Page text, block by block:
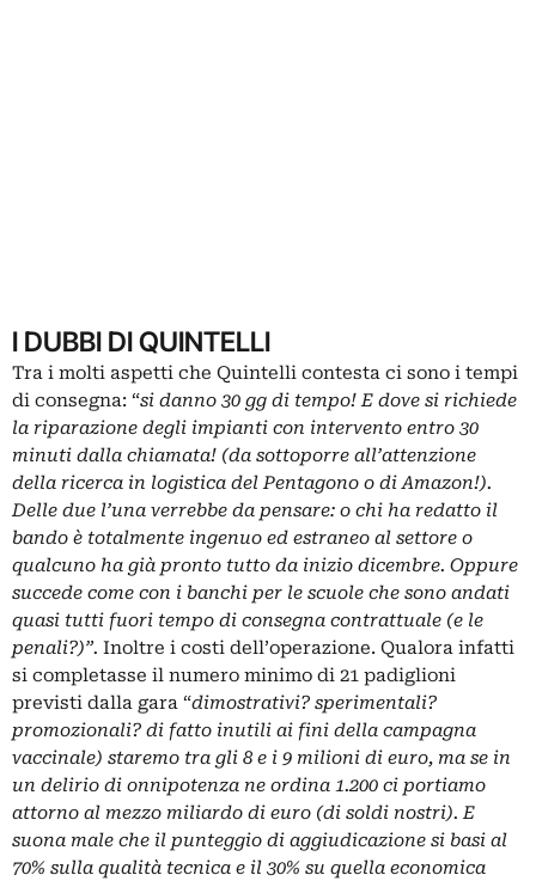
I DUBBI DI QUINTELLI
Tra i molti aspetti che Quintelli contesta ci sono i tempi
di consegna: “si danno 30 gg di tempo! E dove si richiede
la riparazione degli impianti con intervento entro 30
minuti dalla chiamata! (da sottoporre all’attenzione
della ricerca in logistica del Pentagono o di Amazon!).
Delle due l’una verrebbe da pensare: o chi ha redatto il
bando è totalmente ingenuo ed estraneo al settore o
qualcuno ha già pronto tutto da inizio dicembre. Oppure
succede come con i banchi per le scuole che sono andati
quasi tutti fuori tempo di consegna contrattuale (e le
penali?)”. Inoltre i costi dell’operazione. Qualora infatti
si completasse il numero minimo di 21 padiglioni
previsti dalla gara “dimostrativi? sperimentali?
promozionali? di fatto inutili ai fini della campagna
vaccinale) staremo tra gli 8 e i 9 milioni di euro, ma se in
un delirio di onnipotenza ne ordina 1.200 ci portiamo
attorno al mezzo miliardo di euro (di soldi nostri). E
suona male che il punteggio di aggiudicazione si basi al
70% sulla qualità tecnica e il 30% su quella economica